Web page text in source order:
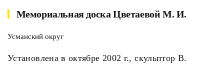
Мемориальная доска Цветаевой М. И.
Усманский округ
Установлена в октябре 2002 г., скульптор В.